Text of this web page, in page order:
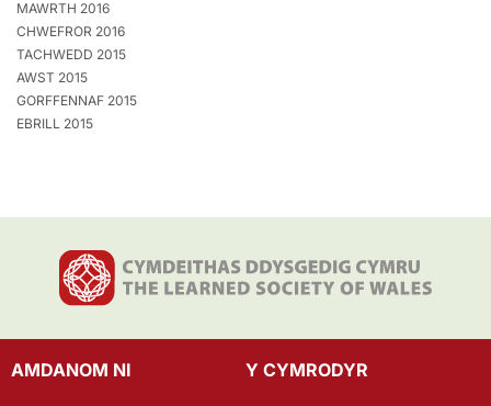
MAWRTH 2016
CHWEFROR 2016
TACHWEDD 2015
AWST 2015
GORFFENNAF 2015
EBRILL 2015
AMDANOM NI Y CYMRODYR